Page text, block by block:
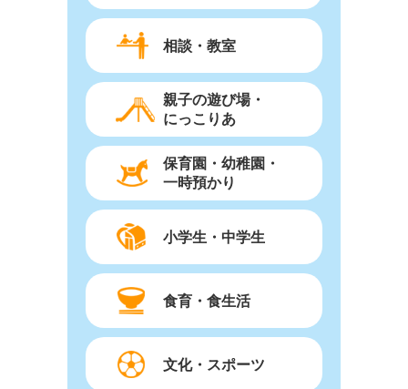
相談・教室
親子の遊び場・
にっこりあ
保育園・幼稚園・
一時預かり
小学生・中学生
食育・食生活
文化・スポーツ